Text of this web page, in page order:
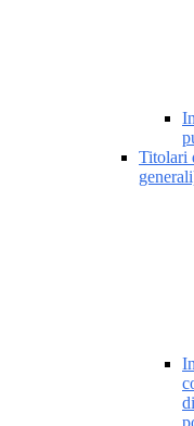
Titolari